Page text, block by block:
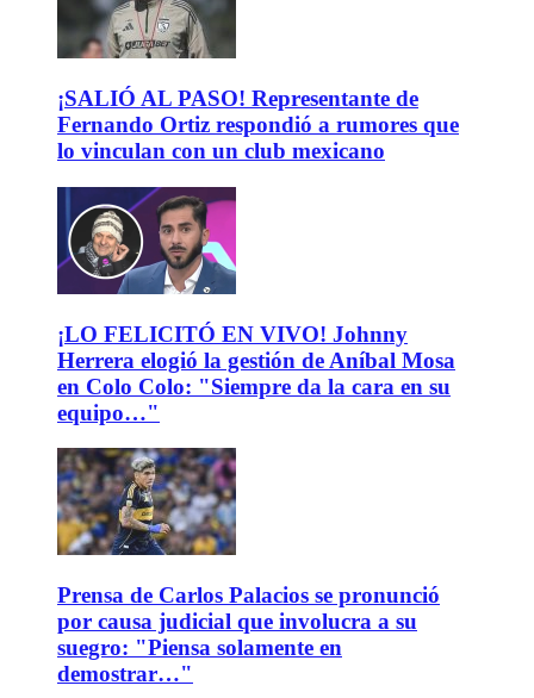
¡SALIÓ AL PASO! Representante de
Fernando Ortiz respondió a rumores que
lo vinculan con un club mexicano
¡LO FELICITÓ EN VIVO! Johnny
Herrera elogió la gestión de Aníbal Mosa
en Colo Colo: "Siempre da la cara en su
equipo…"
Prensa de Carlos Palacios se pronunció
por causa judicial que involucra a su
suegro: "Piensa solamente en
demostrar…"